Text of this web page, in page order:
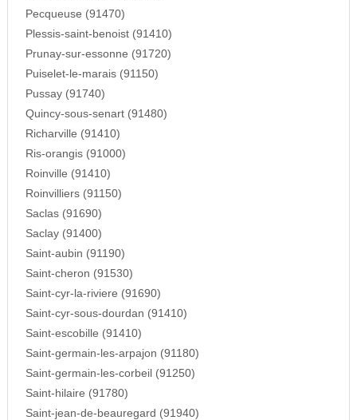
Pecqueuse (91470)
Plessis-saint-benoist (91410)
Prunay-sur-essonne (91720)
Puiselet-le-marais (91150)
Pussay (91740)
Quincy-sous-senart (91480)
Richarville (91410)
Ris-orangis (91000)
Roinville (91410)
Roinvilliers (91150)
Saclas (91690)
Saclay (91400)
Saint-aubin (91190)
Saint-cheron (91530)
Saint-cyr-la-riviere (91690)
Saint-cyr-sous-dourdan (91410)
Saint-escobille (91410)
Saint-germain-les-arpajon (91180)
Saint-germain-les-corbeil (91250)
Saint-hilaire (91780)
Saint-jean-de-beauregard (91940)